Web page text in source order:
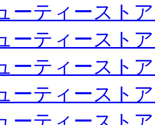
ーティースト
ーティースト
ーティースト
ーティースト